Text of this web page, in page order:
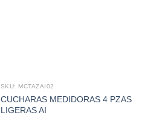
SKU: MCTAZAI02
CUCHARAS MEDIDORAS 4 PZAS
LIGERAS AI